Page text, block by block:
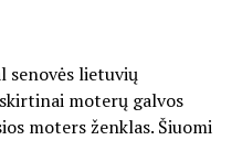
senovės lietuvių
moterų galvos
moters ženklas. Šiuomi